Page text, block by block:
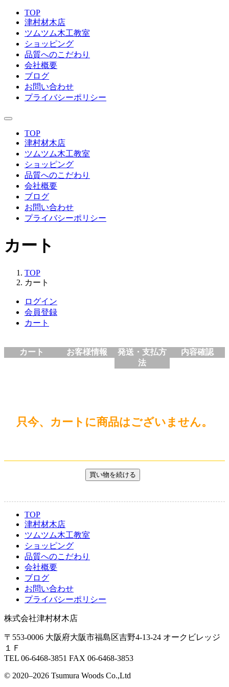
TOP
津村材木店
ツムツム木工教室
ショッピング
品質へのこだわり
会社概要
ブログ
お問い合わせ
プライバシーポリシー
TOP
津村材木店
ツムツム木工教室
ショッピング
品質へのこだわり
会社概要
ブログ
お問い合わせ
プライバシーポリシー
カート
TOP
カート
ログイン
会員登録
カート
カート お客様情報
発送・支払方
法
内容確認
只今、カートに商品はございません。
TOP
津村材木店
ツムツム木工教室
ショッピング
品質へのこだわり
会社概要
ブログ
お問い合わせ
プライバシーポリシー
株式会社津村材木店
〒553-0006 大阪府大阪市福島区吉野4-13-24 オークビレッジ
１Ｆ
TEL 06-6468-3851 FAX 06-6468-3853
© 2020–2026 Tsumura Woods Co.,Ltd